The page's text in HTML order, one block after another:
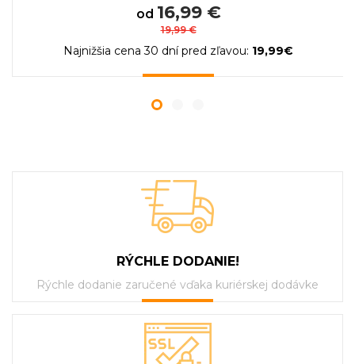
od 16,99 €
19,99 €
Najnižšia cena 30 dní pred zľavou: 19,99€
RÝCHLE DODANIE!
Rýchle dodanie zaručené vďaka kuriérskej dodávke